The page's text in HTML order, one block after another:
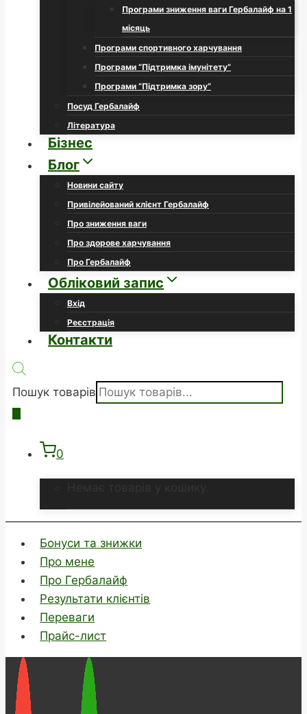
Програми зниження ваги Гербалайф на 1
місяць
Програми спортивного харчування
Програми “Підтримка імунітету”
Програми “Підтримка зору”
Посуд Гербалайф
Література
Бізнес
Блог
Новини сайту
Привілейований клієнт Гербалайф
Про зниження ваги
Про здорове харчування
Про Гербалайф
Обліковий запис
Вхід
Реєстрація
Контакти
Пошук товарів
0
Бонуси та знижки
Про мене
Про Гербалайф
Результати клієнтів
Переваги
Прайс-лист